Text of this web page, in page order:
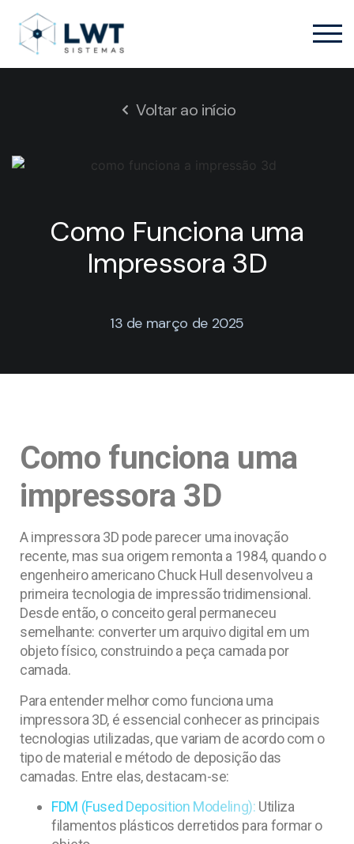
Voltar ao início
Como Funciona uma
Impressora 3D
13 de março de 2025
Como funciona uma
impressora 3D
A impressora 3D pode parecer uma inovação
recente, mas sua origem remonta a 1984, quando o
engenheiro americano Chuck Hull desenvolveu a
primeira tecnologia de impressão tridimensional.
Desde então, o conceito geral permaneceu
semelhante: converter um arquivo digital em um
objeto físico, construindo a peça camada por
camada.
Para entender melhor como funciona uma
impressora 3D, é essencial conhecer as principais
tecnologias utilizadas, que variam de acordo com o
tipo de material e método de deposição das
camadas. Entre elas, destacam-se:
FDM (Fused Deposition Modeling): Utiliza
filamentos plásticos derretidos para formar o